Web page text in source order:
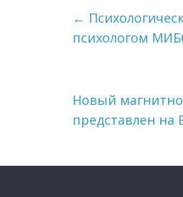
←
психологом
Новый
представлен на